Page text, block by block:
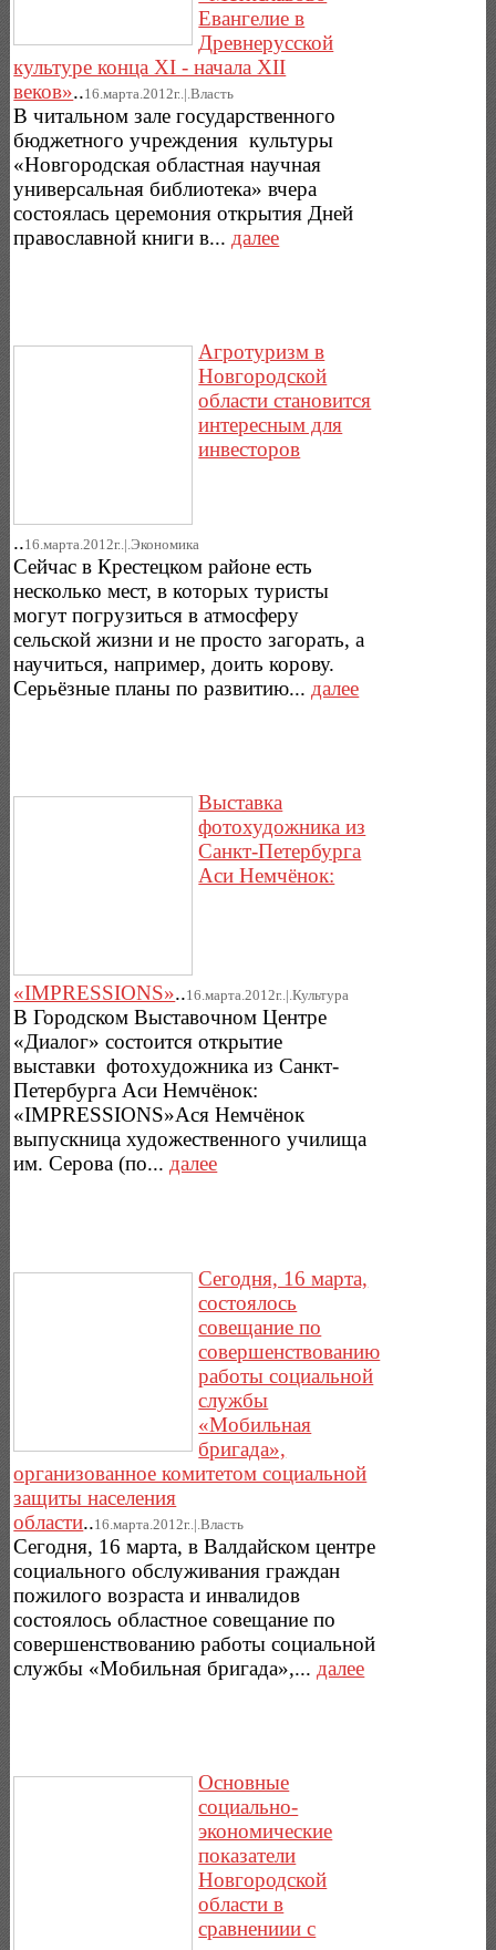
Евангелие в
Древнерусской
культуре конца XI - начала XII
веков»..16.марта.2012г..|.Власть
В читальном зале государственного
бюджетного учреждения культуры
«Новгородская областная научная
универсальная библиотека» вчера
состоялась церемония открытия Дней
православной книги в... далее
Агротуризм в
Новгородской
области становится
интересным для
инвесторов
..16.марта.2012г..|.Экономика
Сейчас в Крестецком районе есть
несколько мест, в которых туристы
могут погрузиться в атмосферу
сельской жизни и не просто загорать, а
научиться, например, доить корову.
Серьёзные планы по развитию... далее
Выставка
фотохудожника из
Санкт-Петербурга
Аси Немчёнок:
«IMPRESSIONS»..16.марта.2012г..|.Культура
В Городском Выставочном Центре
«Диалог» состоится открытие
выставки фотохудожника из Санкт-
Петербурга Аси Немчёнок:
«IMPRESSIONS»Ася Немчёнок
выпускница художественного училища
им. Серова (по...далее
Сегодня, 16 марта,
состоялось
совещание по
совершенствованию
работы социальной
службы
«Мобильная
бригада»,
организованное комитетом социальной
защиты населения
области..16.марта.2012г..|.Власть
Сегодня, 16 марта, в Валдайском центре
социального обслуживания граждан
пожилого возраста и инвалидов
состоялось областное совещание по
совершенствованию работы социальной
службы «Мобильная бригада»,... далее
Основные
социально-
экономические
показатели
Новгородской
области в
сравнениии с